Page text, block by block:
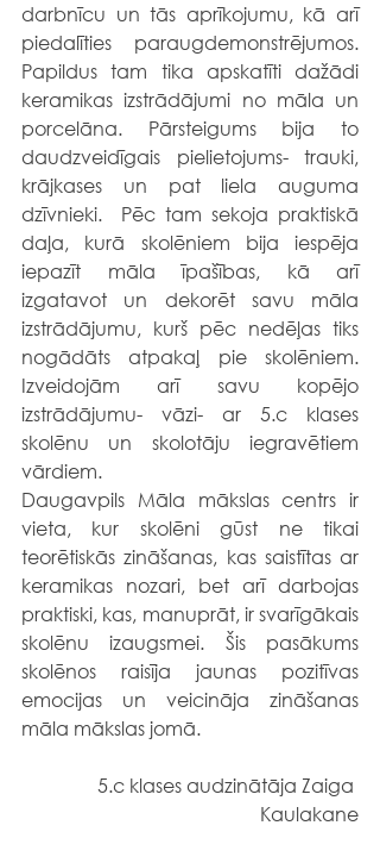
darbnīcu un tās aprīkojumu, kā arī
piedalīties paraugdemonstrējumos.
Papildus tam tika apskatīti dažādi
keramikas izstrādājumi no māla un
porcelāna. Pārsteigums bija to
daudzveidīgais pielietojums- trauki,
krājkases un pat liela auguma
dzīvnieki.  Pēc tam sekoja praktiskā
daļa, kurā skolēniem bija iespēja
iepazīt māla īpašības, kā arī
izgatavot un dekorēt savu māla
izstrādājumu, kurš pēc nedēļas tiks
nogādāts atpakaļ pie skolēniem.
Izveidojām arī savu kopējo
izstrādājumu- vāzi- ar 5.c klases
skolēnu un skolotāju iegravētiem
vārdiem.
Daugavpils Māla mākslas centrs ir
vieta, kur skolēni gūst ne tikai
teorētiskās zināšanas, kas saistītas ar
keramikas nozari, bet arī darbojas
praktiski, kas, manuprāt, ir svarīgākais
skolēnu izaugsmei. Šis pasākums
skolēnos raisīja jaunas pozitīvas
emocijas un veicināja zināšanas
māla mākslas jomā.
5.c klases audzinātāja Zaiga
Kaulakane